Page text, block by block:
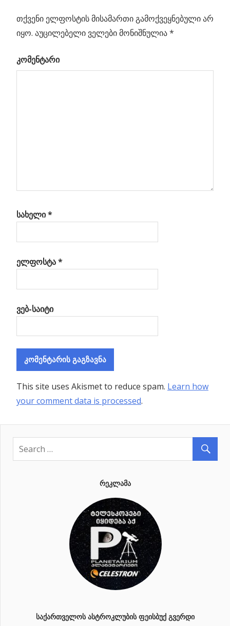
თქვენი ელფოსტის მისამართი გამოქვეყნებული არ
იყო. აუცილებელი ველები მონიშნულია*
კომენტარი
სახელი*
ელფოსტა*
ვებ-საიტი
This site uses Akismet to reduce spam. Learn how
your comment data is processed.
ᲠᲔᲙᲚᲐᲛᲐ
ᲡᲐᲥᲐᲠᲗᲕᲔᲚᲝᲡ ᲐᲡᲢᲠᲝᲙᲚᲣᲑᲘᲡ ᲤᲔᲘᲡᲑᲣᲥ ᲒᲕᲔᲠᲓᲘ